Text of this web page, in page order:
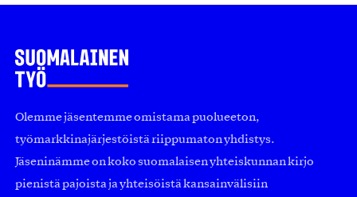
Olemme jäsentemme omistama puolueeton,
työmarkkinajärjestöistä riippumaton yhdistys.
Jäseninämme on koko suomalaisen yhteiskunnan kirjo
pienistä pajoista ja yhteisöistä kansainvälisiin